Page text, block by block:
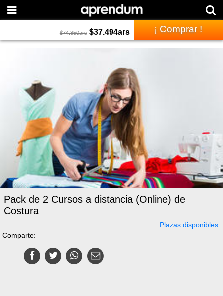
$74.850ars $37.494ars ¡ Comprar !
Pack de 2 Cursos a distancia (Online) de
Costura
Plazas disponibles
Comparte: